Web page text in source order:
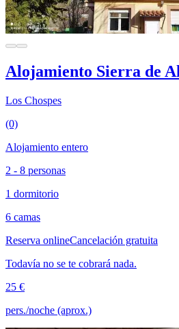
Alojamiento Sierra de
Los Chospes
(0)
Alojamiento entero
2 - 8 personas
1 dormitorio
6 camas
Reserva onlineCancelación gratuita
Todavía no se te cobrará nada.
25 €
pers./noche (aprox.)